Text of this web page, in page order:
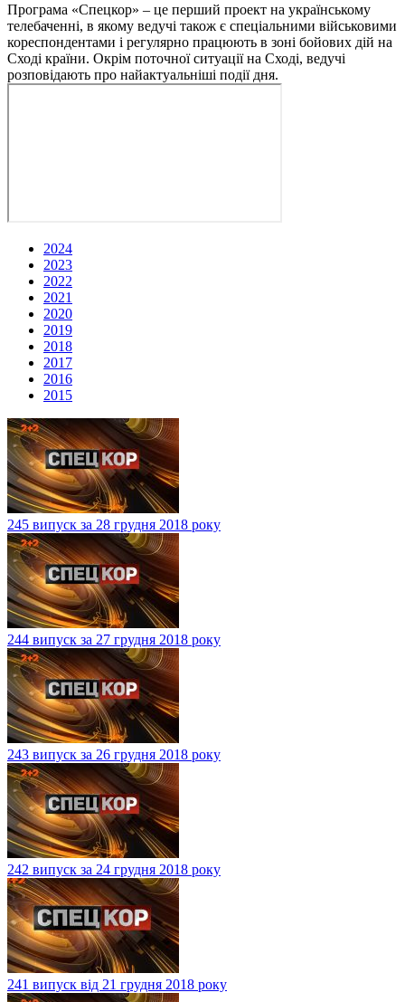
Програма «Спецкор» – це перший проект на українському
телебаченні, в якому ведучі також є спеціальними військовими
кореспондентами і регулярно працюють в зоні бойових дій на
Сході країни. Окрім поточної ситуації на Сході, ведучі
розповідають про найактуальніші події дня.
2024
2023
2022
2021
2020
2019
2018
2017
2016
2015
245 випуск за 28 грудня 2018 року
244 випуск за 27 грудня 2018 року
243 випуск за 26 грудня 2018 року
242 випуск за 24 грудня 2018 року
241 випуск від 21 грудня 2018 року